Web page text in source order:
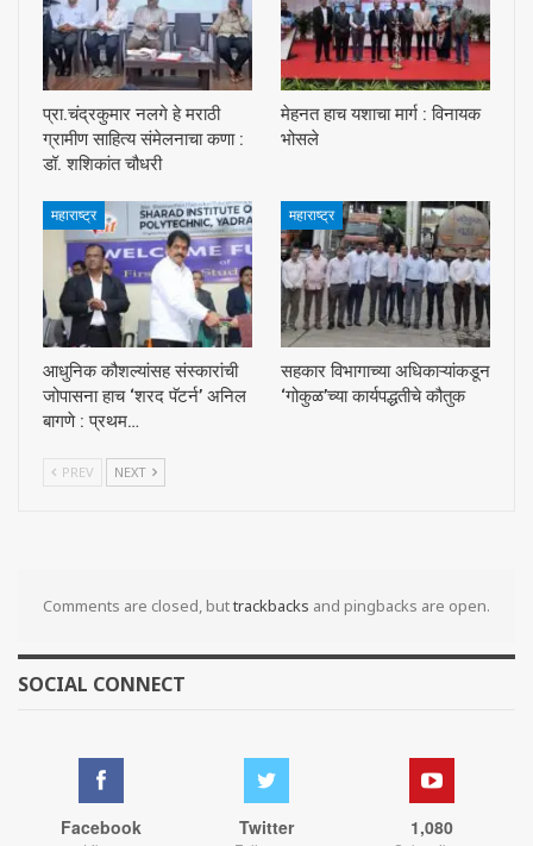
प्रा.चंद्रकुमार नलगे हे मराठी
ग्रामीण साहित्य संमेलनाचा कणा :
डॉ. शशिकांत चौधरी
मेहनत हाच यशाचा मार्ग : विनायक
भोसले
महाराष्ट्र
आधुनिक कौशल्यांसह संस्कारांची
जोपासना हाच ‘शरद पॅटर्न’ अनिल
बागणे : प्रथम…
महाराष्ट्र
सहकार विभागाच्या अधिकाऱ्यांकडून
‘गोकुळ’च्या कार्यपद्धतीचे कौतुक
PREV NEXT
Comments are closed, buttrackbacks and pingbacks are open.
SOCIAL CONNECT
Facebook Twitter 1,080